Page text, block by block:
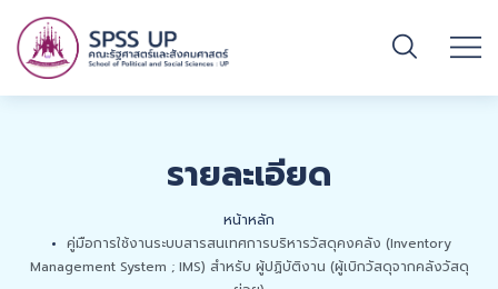
รายละเอียด
หน้าหลัก
คู่มือการใช้งานระบบสารสนเทศการบริหารวัสดุคงคลัง (Inventory
Management System ; IMS) สำหรับ ผู้ปฏิบัติงาน (ผู้เบิกวัสดุจากคลังวัสดุ